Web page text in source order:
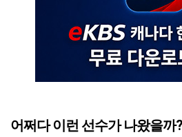
어쩌다 이런 선수가 나왔을까